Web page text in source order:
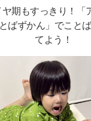
ヤ期もすっきり！「
ばずかん」でこと
てよう！